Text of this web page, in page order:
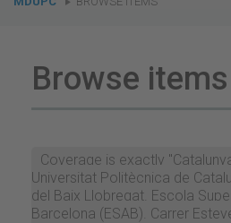
Browse items
Coverage is exactly
Universitat Politècnica de
del Baix Llobregat. Escola
Barcelona (ESAB). Carrer